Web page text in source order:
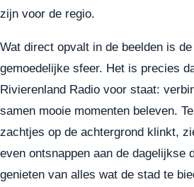
zijn voor de regio.
Wat direct opvalt in de beelden is
gemoedelijke sfeer. Het is precies
Rivierenland Radio voor staat:
samen mooie momenten beleven.
zachtjes op de achtergrond klinkt,
even ontsnappen aan de dagelijkse
genieten van alles wat de stad te